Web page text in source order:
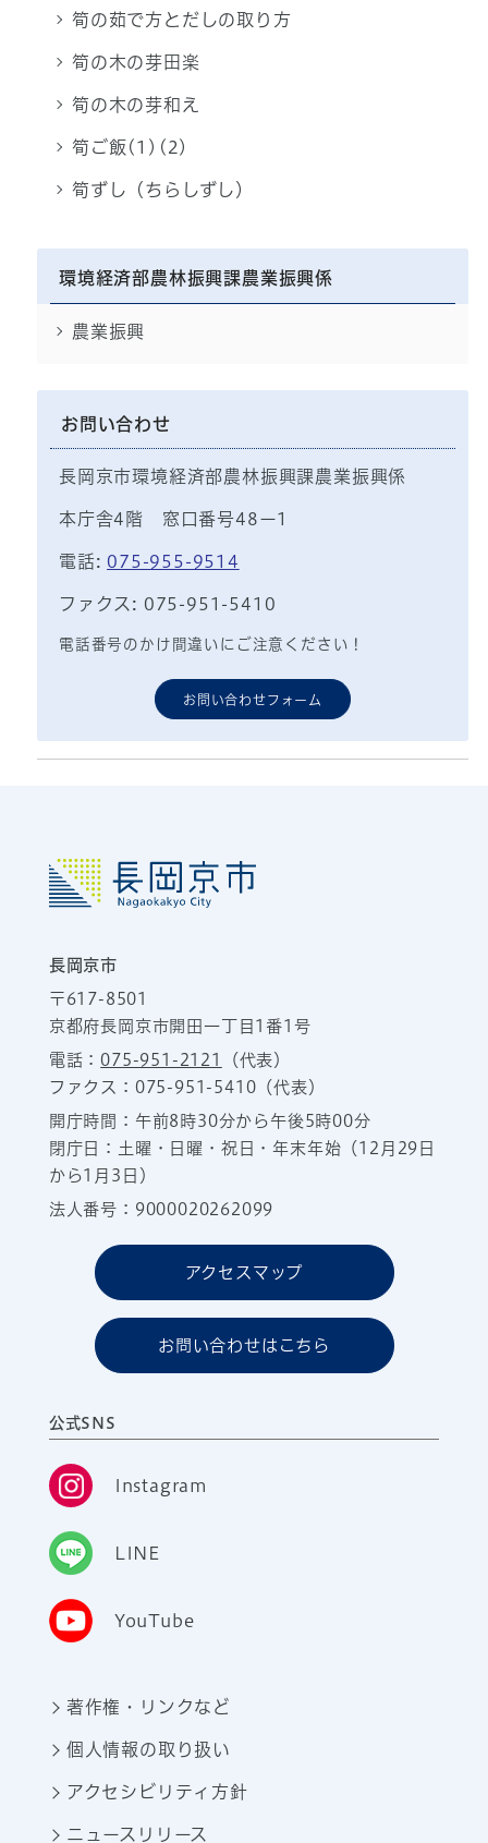
筍の茹で方とだしの取り方
筍の木の芽田楽
筍の木の芽和え
筍ご飯(1)(2)
筍ずし（ちらしずし）
環境経済部農林振興課農業振興係
農業振興
お問い合わせ
長岡京市環境経済部農林振興課農業振興係
本庁舎4階 窓口番号48ー1
電話: 075-955-9514
ファクス: 075-951-5410
電話番号のかけ間違いにご注意ください！
お問い合わせフォーム
長岡京市
〒617-8501
京都府長岡京市開田一丁目1番1号
電話：075-951-2121
（代表）
ファクス：075-951-5410（代表）
開庁時間：午前8時30分から午後5時00分
閉庁日：土曜・日曜・祝日・年末年始（12月29日
から1月3日）
法人番号：9000020262099
アクセスマップ
お問い合わせはこちら
公式SNS
Instagram
LINE
YouTube
著作権・リンクなど
個人情報の取り扱い
アクセシビリティ方針
ニュースリリース